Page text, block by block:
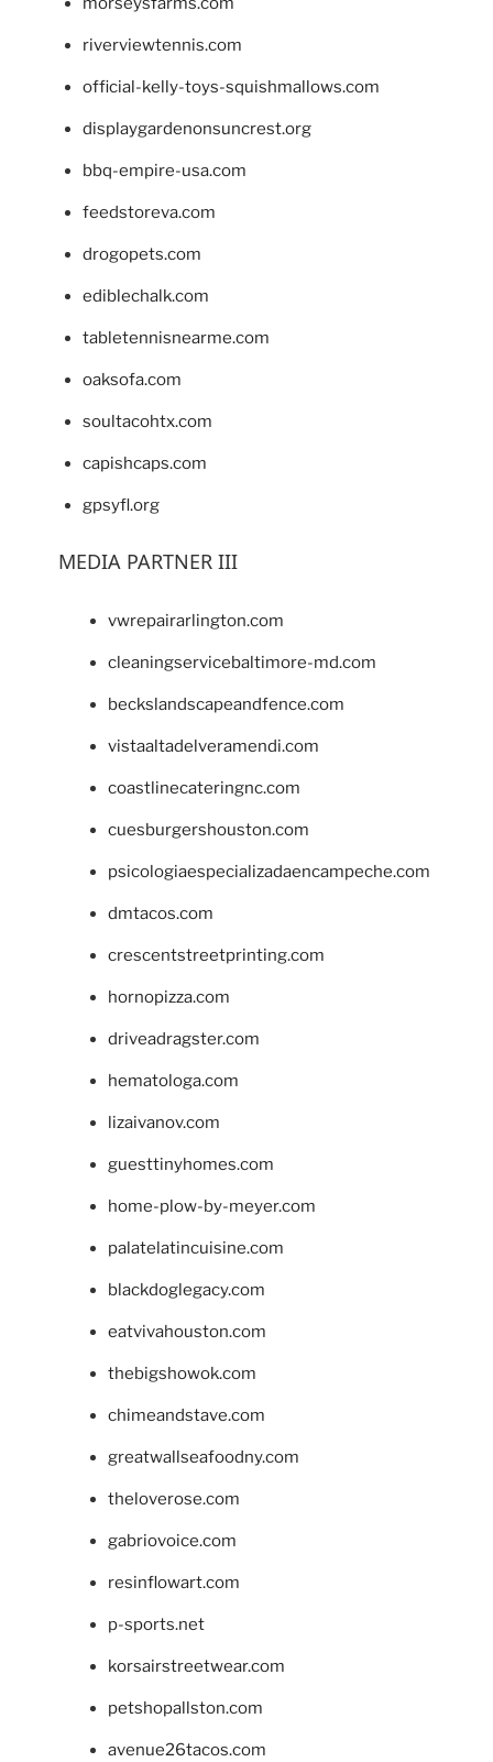
riverviewtennis.com
official-kelly-toys-squishmallows.com
displaygardenonsuncrest.org
bbq-empire-usa.com
feedstoreva.com
drogopets.com
ediblechalk.com
tabletennisnearme.com
oaksofa.com
soultacohtx.com
capishcaps.com
gpsyfl.org
MEDIA PARTNER III
vwrepairarlington.com
cleaningservicebaltimore-md.com
beckslandscapeandfence.com
vistaaltadelveramendi.com
coastlinecateringnc.com
cuesburgershouston.com
psicologiaespecializadaencampeche.com
dmtacos.com
crescentstreetprinting.com
hornopizza.com
driveadragster.com
hematologa.com
lizaivanov.com
guesttinyhomes.com
home-plow-by-meyer.com
palatelatincuisine.com
blackdoglegacy.com
eatvivahouston.com
thebigshowok.com
chimeandstave.com
greatwallseafoodny.com
theloverose.com
gabriovoice.com
resinflowart.com
p-sports.net
korsairstreetwear.com
petshopallston.com
avenue26tacos.com